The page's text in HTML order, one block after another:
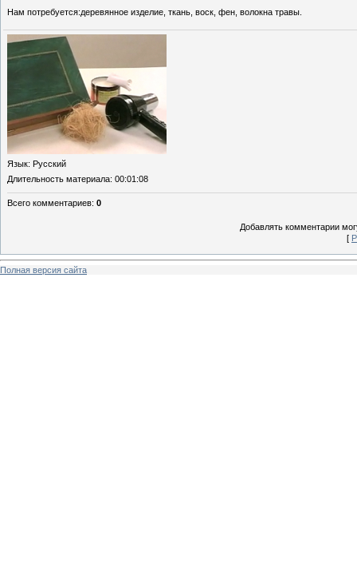
Нам потребуется:деревянное изделие, ткань, воск, фен, волокна травы.
Язык: Русский
Длительность материала: 00:01:08
Всего комментариев: 0
Добавлять комментарии
[
Полная версия сайта